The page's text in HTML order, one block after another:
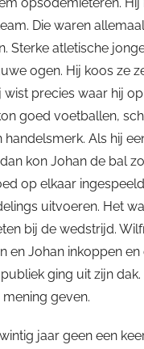
Die waren
Sterke atletische
ogen. Hij koos ze
wist precies waar hij
goed voetballen,
handelsmerk. Als hij
kon Johan de bal
op elkaar
uitvoeren. Het
bij de wedstrijd.
en Johan inkoppen
ging uit zijn dak.
geven.
jaar geen een